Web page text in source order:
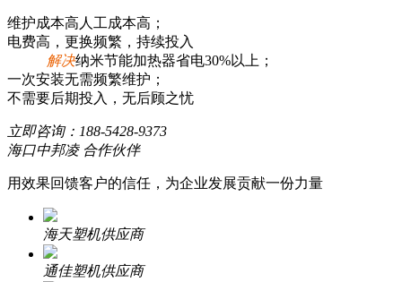
维护成本高人工成本高；
电费高，更换频繁，持续投入
解决纳米节能加热器省电30%以上；
一次安装无需频繁维护；
不需要后期投入，无后顾之忧
立即咨询： 188-5428-9373
海口中邦凌 合作伙伴
用效果回馈客户的信任，为企业发展贡献一份力量
海天塑机供应商
通佳塑机供应商